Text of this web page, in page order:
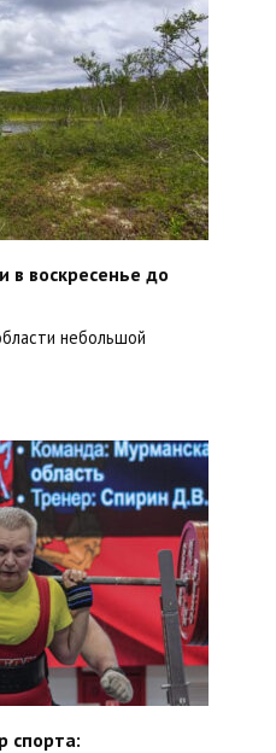
в воскресенье до
небольшой
спорта: